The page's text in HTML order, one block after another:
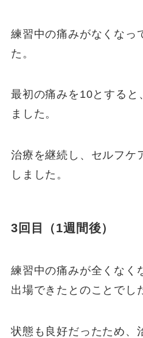
練習中の痛みがなくなっ
た。
最初の痛みを10とすると
ました。
治療を継続し、セルフケ
しました。
3回目（1週間後）
練習中の痛みが全くなく
出場できたとのことでし
状態も良好だったため、